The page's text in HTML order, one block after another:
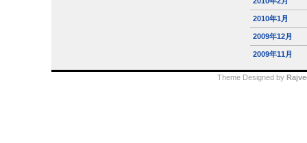
2010年1月
2009年12月
2009年11月
Theme Designed by